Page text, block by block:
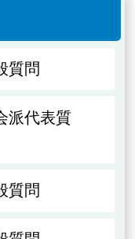
質問
派代表質
質問